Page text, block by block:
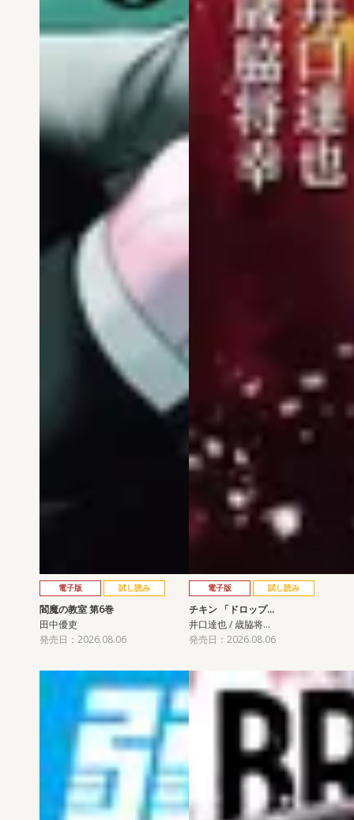
電子版 試し読み
閻魔の教室 第6巻
田中優吏
発売日：2026.08.06
電子版 試し読み
チキン 「ドロップ…
井口達也 / 歳脇将…
発売日：2026.08.06